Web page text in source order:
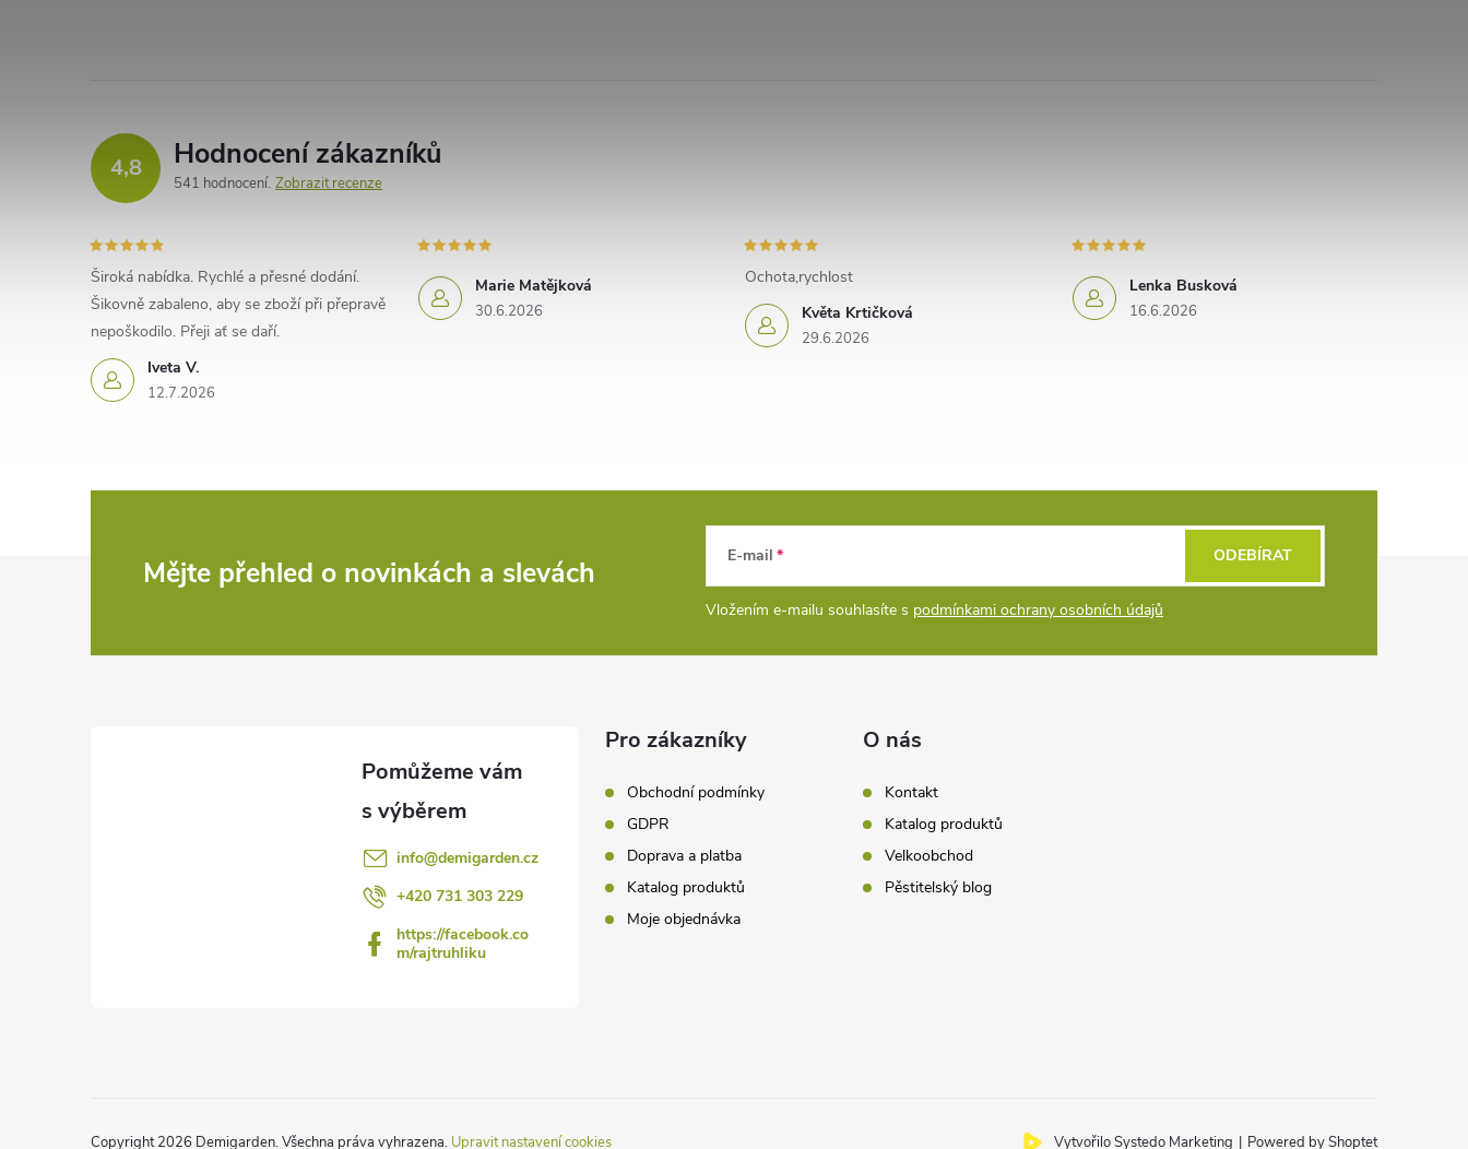
4,8 Hodnocení zákazníků
541 hodnocení Zobrazit recenze
Iveta V.
12.7.2026
Široká nabídka. Rychlé a přesné dodání.
Šikovně zabaleno, aby se zboží při přepravě
nepoškodilo. Přeji ať se daří.
Marie Matějková
30.6.2026 Květa Krtičková
29.6.2026
Ochota,rychlost Lenka Busková
16.6.2026
Mějte přehled o novinkách a slevách E-mail
Vložením e-mailu souhlasíte s podmínkami ochrany osobních údajů
ODEBÍRAT
info@demigarden.cz
+420 731 303 229
https://facebook.co
m/rajtruhliku
Pro zákazníky
Obchodní podmínky
GDPR
Doprava a platba
Katalog produktů
Moje objednávka
O nás
Kontakt
Katalog produktů
Velkoobchod
Pěstitelský blog
Vytvořilo Systedo Marketing | Powered by Shoptet
Copyright 2026 Demigarden. Všechna práva vyhrazena. Upravit nastavení cookies